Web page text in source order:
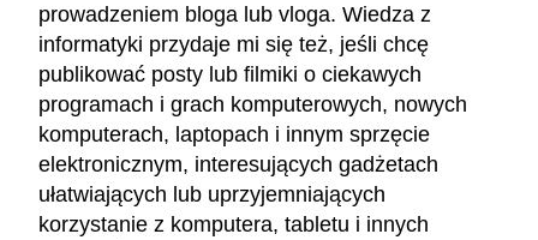
prowadzeniem bloga lub vloga. Wiedza z
informatyki przydaje mi się też, jeśli chcę
publikować posty lub filmiki o ciekawych
programach i grach komputerowych, nowych
komputerach, laptopach i innym sprzęcie
elektronicznym, interesujących gadżetach
ułatwiających lub uprzyjemniających
korzystanie z komputera, tabletu i innych